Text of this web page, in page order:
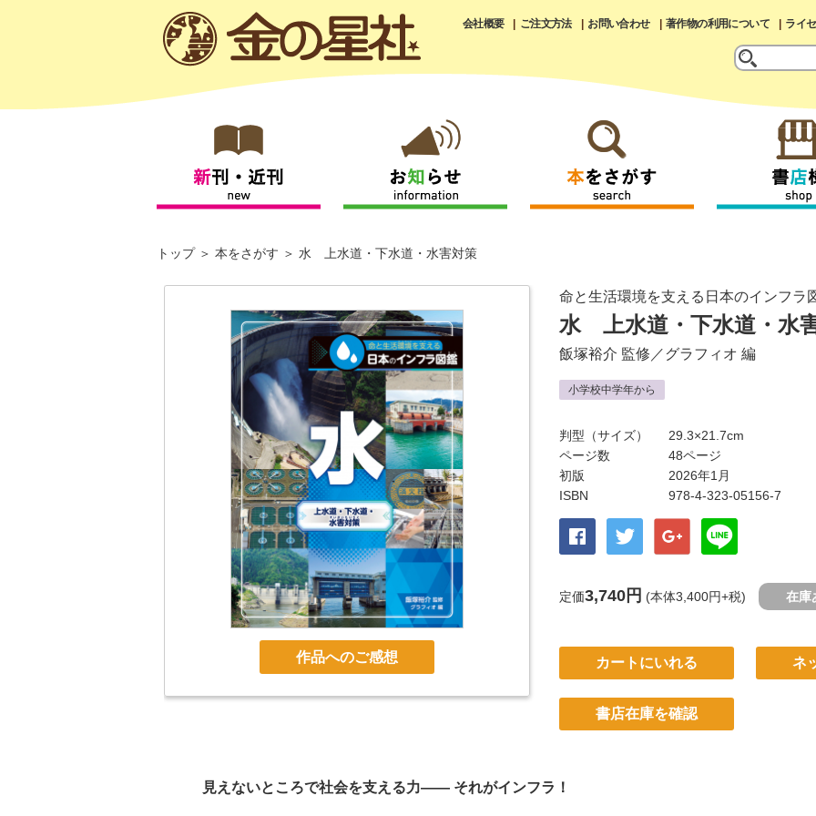
会社概要 ご注文方法 お問い合わせ 著作物の利用について ライ
トップ 本をさがす 水 上水道・下水道・水害対策
作品へのご感想
命と生活環境を支える日本のインフラ
水 上水道・下水道・水
飯塚裕介 監修／グラフィオ 編
小学校中学年から
判型（サイズ）
29.3×21.7cm
ページ数
48ページ
初版
2026年1月
ISBN
978-4-323-05156-7
定価3,740円 (本体3,400円+税) 在庫
カートにいれる ネ
書店在庫を確認
見えないところで社会を支える力―― それがインフラ！